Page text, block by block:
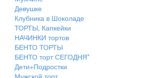
Девушке
Клубника в Шоколаде
ТОРТЫ, Капкейки
НАЧИНКИ тортов
БЕНТО ТОРТЫ
БЕНТО торт СЕГОДНЯ*
Дети+Подростки
Мужской торт